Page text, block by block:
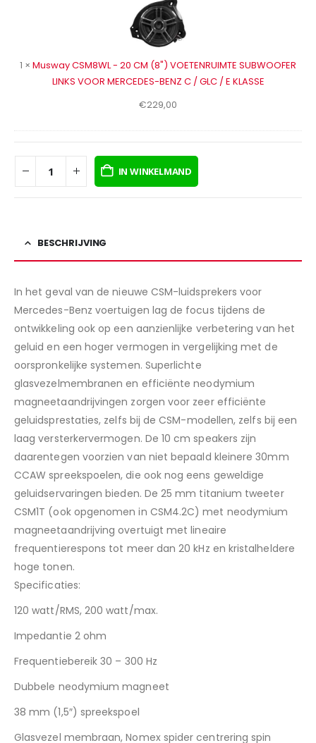
/
GLC
/
E
KLASSE
-
20
CM
(8")
VOETENRUIMTE
LINKS
MERCEDES-
BENZ
C
/
1 × Musway CSM8WL - 20 CM (8") VOETENRUIMTE SUBWOOFER
LINKS VOOR MERCEDES-BENZ C / GLC / E KLASSE
€229,00
IN WINKELMAND
BESCHRIJVING
In het geval van de nieuwe CSM-luidsprekers voor
Mercedes-Benz voertuigen lag de focus tijdens de
ontwikkeling ook op een aanzienlijke verbetering van het
geluid en een hoger vermogen in vergelijking met de
oorspronkelijke systemen. Superlichte
glasvezelmembranen en efficiënte neodymium
magneetaandrijvingen zorgen voor zeer efficiënte
geluidsprestaties, zelfs bij de CSM-modellen, zelfs bij een
laag versterkervermogen. De 10 cm speakers zijn
daarentegen voorzien van niet bepaald kleinere 30mm
CCAW spreekspoelen, die ook nog eens geweldige
geluidservaringen bieden. De 25 mm titanium tweeter
CSM1T (ook opgenomen in CSM4.2C) met neodymium
magneetaandrijving overtuigt met lineaire
frequentierespons tot meer dan 20 kHz en kristalheldere
hoge tonen.
Specificaties:
120 watt/RMS, 200 watt/max.
Impedantie 2 ohm
Frequentiebereik 30 – 300 Hz
Dubbele neodymium magneet
38 mm (1,5″) spreekspoel
Glasvezel membraan, Nomex spider centrering spin